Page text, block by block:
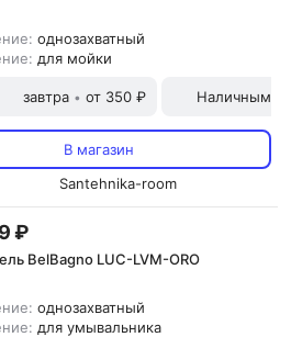
однозахватный
для мойки
завтра • от 350 ₽ Наличными
В магазин
Santehnika-room
₽
BelBagno LUC-LVM-ORO
однозахватный
для умывальника